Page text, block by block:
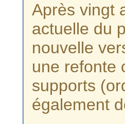
Après vingt
actuelle du
nouvelle
une refonte
supports
également